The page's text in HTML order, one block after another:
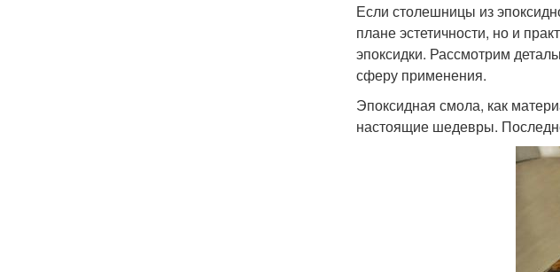
Если столешницы из
плане эстетичности, но и
эпоксидки. Рассмотрим
сферу применения.
Эпоксидная смола, как
настоящие шедевры.